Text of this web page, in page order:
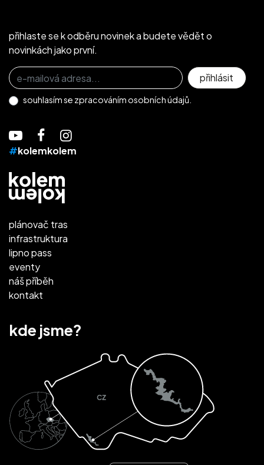
přihlaste se k odběru novinek a budete vědět o
novinkách jako první.
Přihlaste se k odběru novinek
přihlásit
souhlasím se zpracováním osobních údajů.
#kolemkolem
plánovač tras
infrastruktura
lipno pass
eventy
náš příběh
kontakt
kde jsme?